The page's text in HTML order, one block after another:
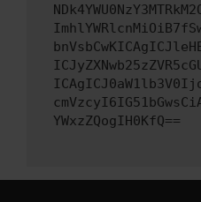
YWxzZQogIH0KfQ==